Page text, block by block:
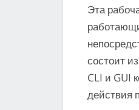
Эта
состоит
CLI и GUI
действия